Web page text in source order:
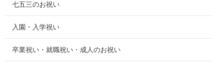
七五三のお祝い
入園・入学祝い
卒業祝い・就職祝い・成人のお祝い